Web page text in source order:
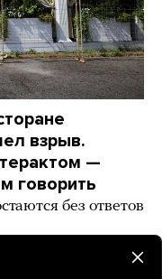
взрыв.
—
говорить
без ответов